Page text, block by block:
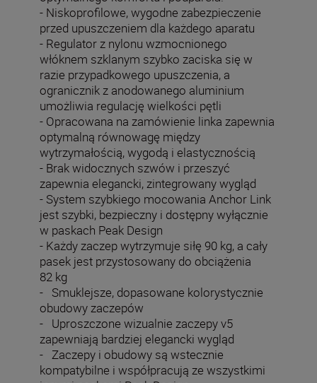
- Niskoprofilowe, wygodne zabezpieczenie
przed upuszczeniem dla każdego aparatu
- Regulator z nylonu wzmocnionego
włóknem szklanym szybko zaciska się w
razie przypadkowego upuszczenia, a
ogranicznik z anodowanego aluminium
umożliwia regulację wielkości pętli
- Opracowana na zamówienie linka zapewnia
optymalną równowagę między
wytrzymałością, wygodą i elastycznością
- Brak widocznych szwów i przeszyć
zapewnia elegancki, zintegrowany wygląd
- System szybkiego mocowania Anchor Link
jest szybki, bezpieczny i dostępny wyłącznie
w paskach Peak Design
- Każdy zaczep wytrzymuje siłę 90 kg, a cały
pasek jest przystosowany do obciążenia
82 kg
- Smuklejsze, dopasowane kolorystycznie
obudowy zaczepów
- Uproszczone wizualnie zaczepy v5
zapewniają bardziej elegancki wygląd
- Zaczepy i obudowy są wstecznie
kompatybilne i współpracują ze wszystkimi